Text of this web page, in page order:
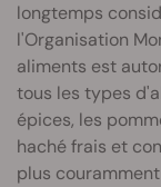
longtemps
l'Organisation
aliments est
tous les types
épices, les
haché frais et
plus